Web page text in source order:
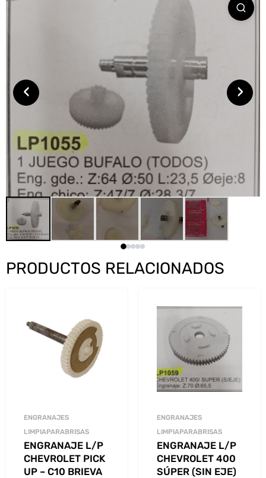
‹ ›
PRODUCTOS RELACIONADOS
ENGRANAJES
LIMPIAPARABRISAS
ENGRANAJE L/P
CHEVROLET PICK
UP – C10 BRIEVA
ENGRANAJES
LIMPIAPARABRISAS
ENGRANAJE L/P
CHEVROLET 400
SÚPER (SIN EJE)